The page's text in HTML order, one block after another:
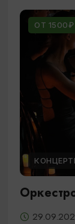
ОТ 1500₽